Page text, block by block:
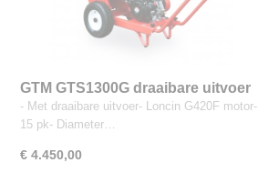
GTM GTS1300G draaibare uitvoer
- Met draaibare uitvoer- Loncin G420F motor-
15 pk- Diameter…
€ 4.450,00